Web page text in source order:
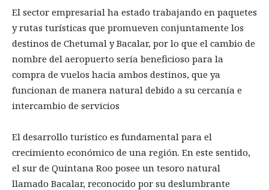
El sector empresarial ha estado trabajando en paquetes
y rutas turísticas que promueven conjuntamente los
destinos de Chetumal y Bacalar, por lo que el cambio de
nombre del aeropuerto sería beneficioso para la
compra de vuelos hacia ambos destinos, que ya
funcionan de manera natural debido a su cercanía e
intercambio de servicios
El desarrollo turístico es fundamental para el
crecimiento económico de una región. En este sentido,
el sur de Quintana Roo posee un tesoro natural
llamado Bacalar, reconocido por su deslumbrante